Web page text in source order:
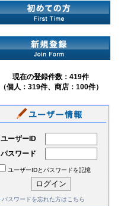
現在の登録件数：419件
（個人：319件、商店：100件）
ユーザーID
パスワード
ユーザーIDとパスワードを記憶
パスワードを忘れた方はこちら